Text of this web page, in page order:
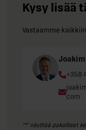
Kysy lisää
Vastaamme
+358
Email:
com
"*" näyttää pakolliset